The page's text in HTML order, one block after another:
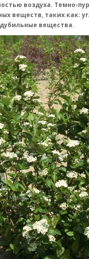
воздуха. Темно-
веществ, таких как:
вещества.